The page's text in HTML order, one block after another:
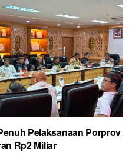
Pelaksanaan Porprov
Rp2 Miliar